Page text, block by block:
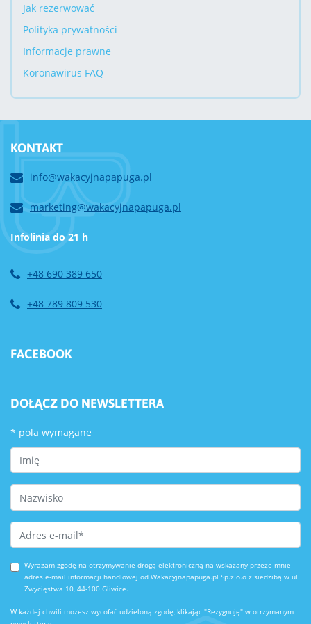
Jak rezerwować
Polityka prywatności
Informacje prawne
Koronawirus FAQ
KONTAKT
info@wakacyjnapapuga.pl
marketing@wakacyjnapapuga.pl
Infolinia do 21 h
+48 690 389 650
+48 789 809 530
FACEBOOK
DOŁĄCZ DO NEWSLETTERA
* pola wymagane
First Name
Last Name
Email Address *
Wyrażam zgodę na otrzymywanie drogą elektroniczną na wskazany przeze mnie
adres e-mail informacji handlowej od Wakacyjnapapuga.pl Sp.z o.o z siedzibą w ul.
Zwycięstwa 10, 44-100 Gliwice.
W każdej chwili możesz wycofać udzieloną zgodę, klikając "Rezygnuję" w otrzymanym